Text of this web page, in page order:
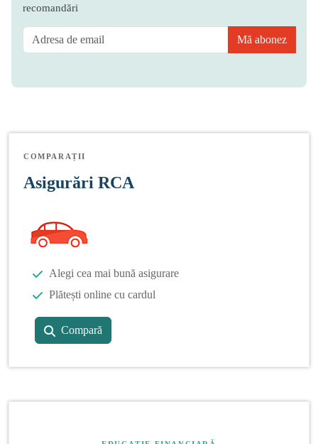
recomandări
Mă abonez
COMPARAȚII
Asigurări RCA
Alegi cea mai bună asigurare
Plătești online cu cardul
Compară